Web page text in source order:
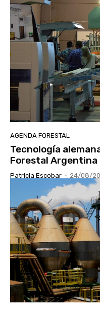
AGENDA FORESTAL
Tecnología
Forestal Argentina
Patricia Escobar - 24/08/